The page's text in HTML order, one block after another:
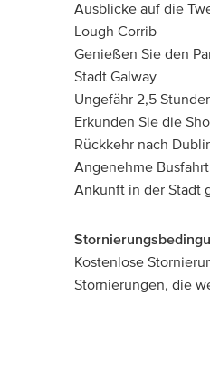
Ausblicke auf die
Lough Corrib
Genießen Sie den
Stadt Galway
Ungefähr 2,5
Erkunden Sie die
Rückkehr nach
Angenehme
Ankunft in der Stadt
Kostenlose
Stornierungen, die